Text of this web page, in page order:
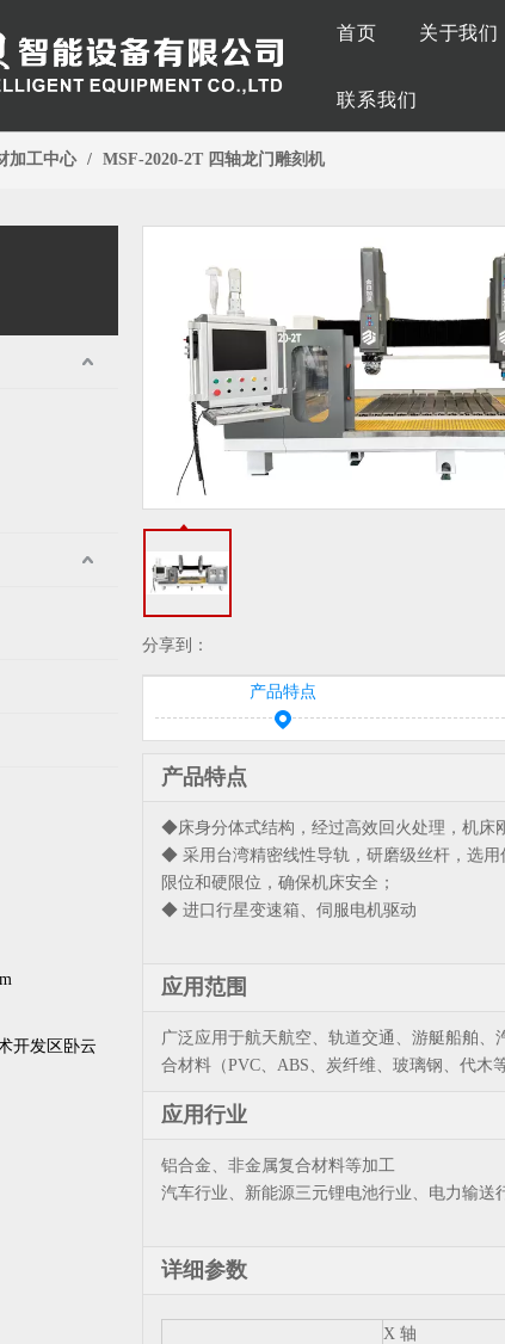
首页 关于我们
联系我们
加工中心 / MSF-2020-2T 四轴龙门雕刻机
开发区卧云
分享到：
产品特点
产品特点
◆床身分体式结构，经过高效回火处理，机床
◆ 采用台湾精密线性导轨，研磨级丝杆，选
限位和硬限位，确保机床安全；
◆ 进口行星变速箱、伺服电机驱动
应用范围
广泛应用于航天航空、轨道交通、游艇船舶
合材料（PVC、ABS、炭纤维、玻璃钢、代木
应用行业
铝合金、非金属复合材料等加工
汽车行业、新能源三元锂电池行业、电力输送
详细参数
X 轴